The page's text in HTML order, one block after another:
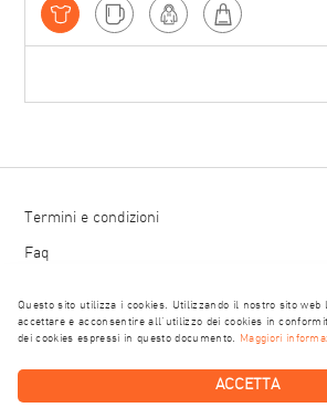
Questo sito utilizza i cookies. Utilizzando il nostro sito web
accettare e acconsentire all’utilizzo dei cookies in
dei cookies espressi in questo documento. Maggiori
ACCETTA
Termini e condizioni
Faq
© copyright Worth Wearing Società Benefit S.r.l. - P.I.